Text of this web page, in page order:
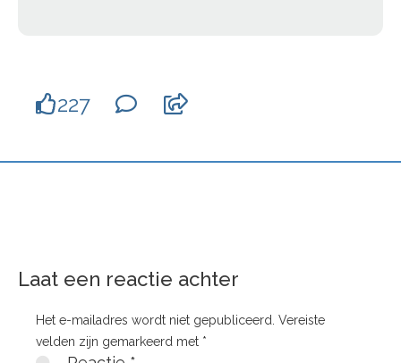
227
Laat een reactie achter
Het e-mailadres wordt niet gepubliceerd. Vereiste
velden zijn gemarkeerd met *